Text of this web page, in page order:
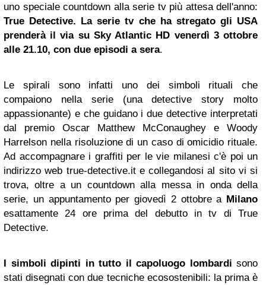
uno speciale countdown alla serie tv più attesa dell'anno:
True Detective. La serie tv che ha stregato gli USA
prenderà il via su Sky Atlantic HD venerdì 3 ottobre
alle 21.10, con due episodi a sera.
Le spirali sono infatti uno dei simboli rituali che
compaiono nella serie (una detective story molto
appassionante) e che guidano i due detective interpretati
dal premio Oscar Matthew McConaughey e Woody
Harrelson nella risoluzione di un caso di omicidio rituale.
Ad accompagnare i graffiti per le vie milanesi c'è poi un
indirizzo web true-detective.it e collegandosi al sito vi si
trova, oltre a un countdown alla messa in onda della
serie, un appuntamento per giovedì 2 ottobre a Milano
esattamente 24 ore prima del debutto in tv di True
Detective.
I simboli dipinti in tutto il capoluogo lombardi sono
stati disegnati con due tecniche ecosostenibili: la prima è